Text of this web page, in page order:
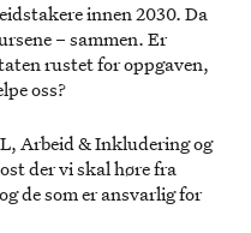
innen 2030. Da
– sammen. Er
rustet for oppgaven,
oss?
Arbeid & Inkludering og
der vi skal høre fra
de som er ansvarlig for